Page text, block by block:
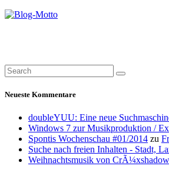
Neueste Kommentare
doubleYUU: Eine neue
Windows 7 zur Musikproduktion /
Spontis Wochenschau #01/2014 zu
Suche nach freien Inhalten - Stadt,
Weihnachtsmusik von